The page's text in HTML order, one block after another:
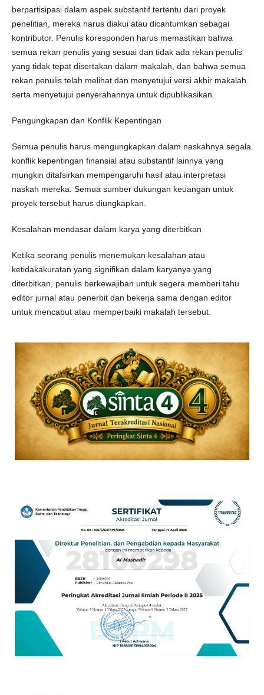
berpartisipasi dalam aspek substantif tertentu dari proyek
penelitian, mereka harus diakui atau dicantumkan sebagai
kontributor. Penulis koresponden harus memastikan bahwa
semua rekan penulis yang sesuai dan tidak ada rekan penulis
yang tidak tepat disertakan dalam makalah, dan bahwa semua
rekan penulis telah melihat dan menyetujui versi akhir makalah
serta menyetujui penyerahannya untuk dipublikasikan.
Pengungkapan dan Konflik Kepentingan
Semua penulis harus mengungkapkan dalam naskahnya segala
konflik kepentingan finansial atau substantif lainnya yang
mungkin ditafsirkan mempengaruhi hasil atau interpretasi
naskah mereka. Semua sumber dukungan keuangan untuk
proyek tersebut harus diungkapkan.
Kesalahan mendasar dalam karya yang diterbitkan
Ketika seorang penulis menemukan kesalahan atau
ketidakakuratan yang signifikan dalam karyanya yang
diterbitkan, penulis berkewajiban untuk segera memberi tahu
editor jurnal atau penerbit dan bekerja sama dengan editor
untuk mencabut atau memperbaiki makalah tersebut.